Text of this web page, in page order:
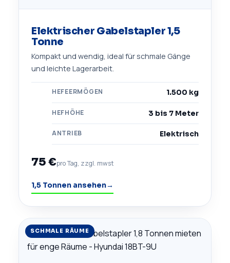
Elektrischer Gabelstapler 1,5
Tonne
Kompakt und wendig, ideal für schmale Gänge
und leichte Lagerarbeit.
HEFEERMÖGEN 1.500 kg
HEFHÖHE 3 bis 7 Meter
ANTRIEB Elektrisch
75 €pro Tag, zzgl. mwst
1,5 Tonnen ansehen→
SCHMALE RÄUME